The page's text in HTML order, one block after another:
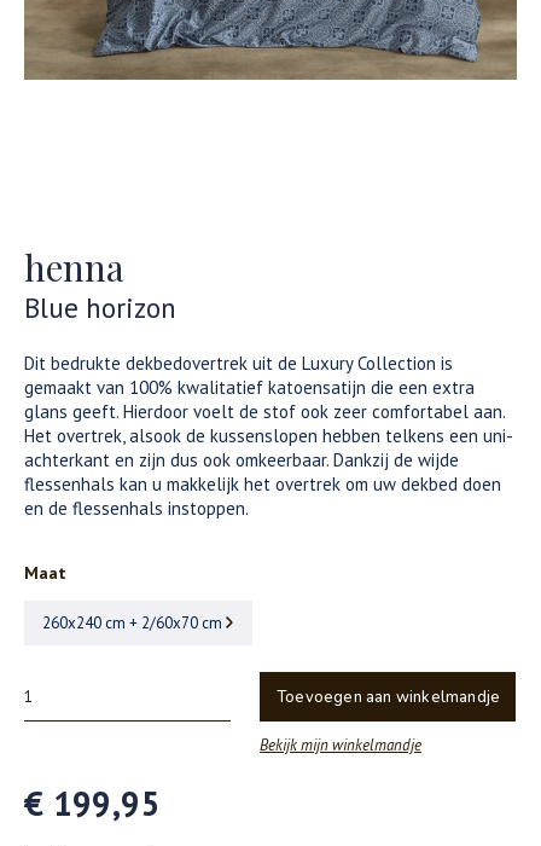
henna
Blue horizon
Dit bedrukte dekbedovertrek uit de Luxury Collection is
gemaakt van 100% kwalitatief katoensatijn die een extra
glans geeft. Hierdoor voelt de stof ook zeer comfortabel aan.
Het overtrek, alsook de kussenslopen hebben telkens een uni-
achterkant en zijn dus ook omkeerbaar. Dankzij de wijde
flessenhals kan u makkelijk het overtrek om uw dekbed doen
en de flessenhals instoppen.
Maat
260x240 cm + 2/60x70 cm
Toevoegen aan winkelmandje
Bekijk mijn winkelmandje
€ 199,95